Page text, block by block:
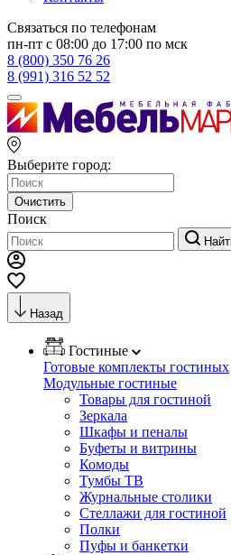
Связаться по телефонам
пн-пт с 08:00 до 17:00 по мск
8 (800) 350 76 26
8 (991) 316 52 52
Выберите город:
Очистить
Поиск
Назад
Гостиные
Готовые комплекты гостиных
Модульные гостиные
Товары для гостиной
Зеркала
Шкафы и пеналы
Буфеты и витрины
Комоды
Тумбы ТВ
Журнальные столики
Стеллажи для гостиной
Полки
Пуфы и банкетки